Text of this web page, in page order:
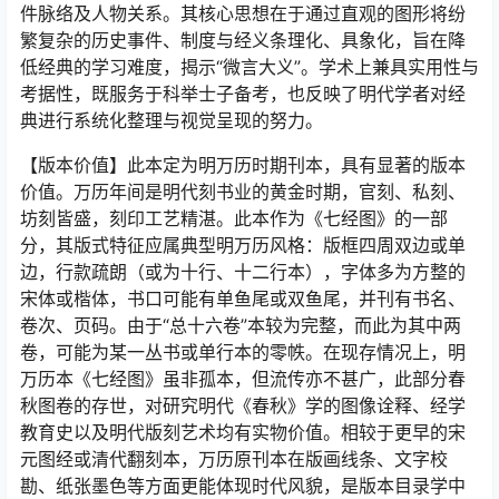
件脉络及人物关系。其核心思想在于通过直观的图形将纷
繁复杂的历史事件、制度与经义条理化、具象化，旨在降
低经典的学习难度，揭示“微言大义”。学术上兼具实用性与
考据性，既服务于科举士子备考，也反映了明代学者对经
典进行系统化整理与视觉呈现的努力。
【版本价值】此本定为明万历时期刊本，具有显著的版本
价值。万历年间是明代刻书业的黄金时期，官刻、私刻、
坊刻皆盛，刻印工艺精湛。此本作为《七经图》的一部
分，其版式特征应属典型明万历风格：版框四周双边或单
边，行款疏朗（或为十行、十二行本），字体多为方整的
宋体或楷体，书口可能有单鱼尾或双鱼尾，并刊有书名、
卷次、页码。由于“总十六卷”本较为完整，而此为其中两
卷，可能为某一丛书或单行本的零帙。在现存情况上，明
万历本《七经图》虽非孤本，但流传亦不甚广，此部分春
秋图卷的存世，对研究明代《春秋》学的图像诠释、经学
教育史以及明代版刻艺术均有实物价值。相较于更早的宋
元图经或清代翻刻本，万历原刊本在版画线条、文字校
勘、纸张墨色等方面更能体现时代风貌，是版本目录学中